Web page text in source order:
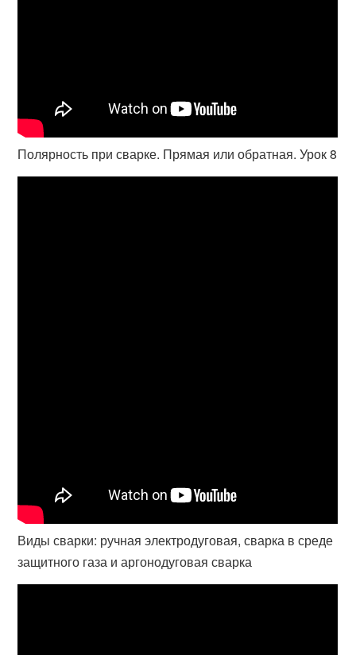
Полярность при сварке. Прямая или обратная. Урок 8
Виды сварки: ручная электродуговая, сварка в среде
защитного газа и аргонодуговая сварка